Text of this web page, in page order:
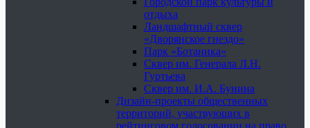
отдыха
Ландшафтный сквер
«Дворянское гнездо»
Парк «Ботаника»
Сквер им. Генерала Л.Н.
Гуртьева
Сквер им. И.А. Бунина
Дизайн-проекты общественных
территорий, участвующих в
рейтинговом голосовании на право